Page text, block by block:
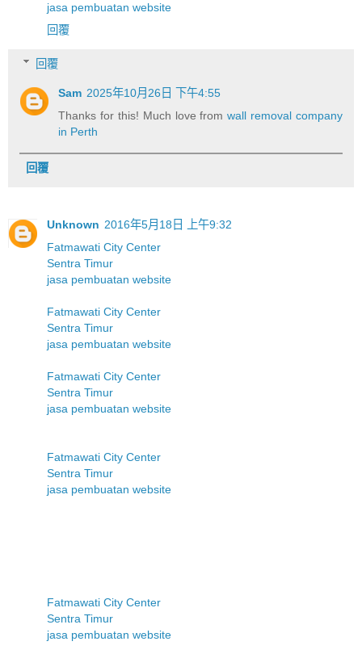
jasa pembuatan website
回覆
回覆
Sam 2025年10月26日 下午4:55
Thanks for this! Much love fromwall removal company
in Perth
回覆
Unknown 2016年5月18日 上午9:32
Fatmawati City Center
Sentra Timur
jasa pembuatan website
Fatmawati City Center
Sentra Timur
jasa pembuatan website
Fatmawati City Center
Sentra Timur
jasa pembuatan website
Fatmawati City Center
Sentra Timur
jasa pembuatan website
Fatmawati City Center
Sentra Timur
jasa pembuatan website